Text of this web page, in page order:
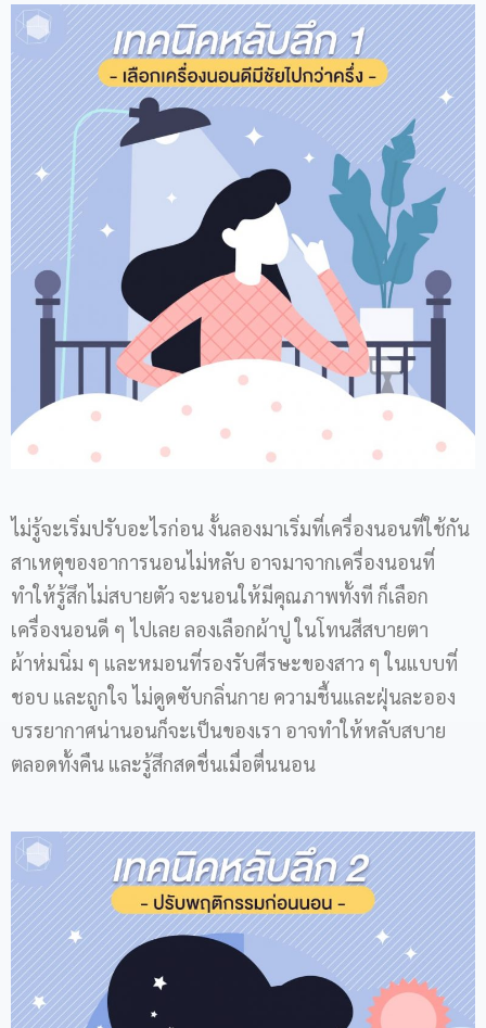
ไม่รู้จะเริ่มปรับอะไรก่อน งั้นลองมาเริ่มที่เครื่องนอนที่ใช้กัน
สาเหตุของอาการนอนไม่หลับ อาจมาจากเครื่องนอนที่
ทำให้รู้สึกไม่สบายตัว จะนอนให้มีคุณภาพทั้งที ก็เลือก
เครื่องนอนดี ๆ ไปเลย ลองเลือกผ้าปู ในโทนสีสบายตา
ผ้าห่มนิ่ม ๆ และหมอนที่รองรับศีรษะของสาว ๆ ในแบบที่
ชอบ และถูกใจ ไม่ดูดซับกลิ่นกาย ความชื้นและฝุ่นละออง
บรรยากาศน่านอนก็จะเป็นของเรา อาจทำให้หลับสบาย
ตลอดทั้งคืน และรู้สึกสดชื่นเมื่อตื่นนอน